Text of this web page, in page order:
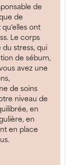
de
de
ont
Le corps
stress, qui
de sébum,
avez une
de soins
niveau de
en
en
en place